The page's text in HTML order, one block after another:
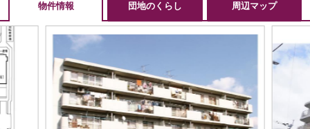
物件情報 団地のくらし 周辺マップ